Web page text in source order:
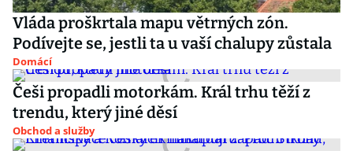
Vláda proškrtala mapu větrných zón.
Podívejte se, jestli ta u vaší chalupy zůstala
Domácí
Češi propadli motorkám. Král trhu těží z
trendu, který jiné děsí
Obchod a služby